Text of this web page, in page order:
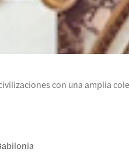
con una amplia